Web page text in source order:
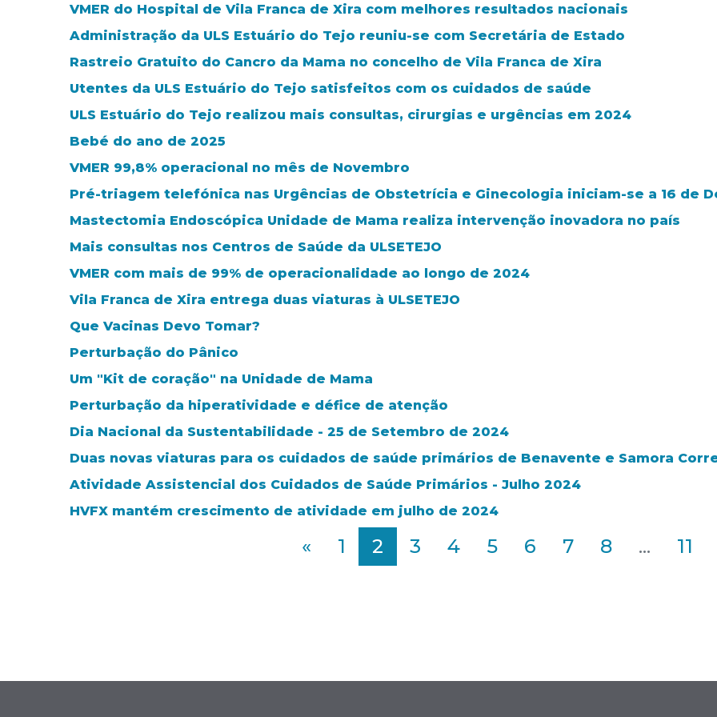
VMER do Hospital de Vila Franca de Xira com melhores resultados nacionais
Administração da ULS Estuário do Tejo reuniu-se com Secretária de Estado
Rastreio Gratuito do Cancro da Mama no concelho de Vila Franca de Xira
Utentes da ULS Estuário do Tejo satisfeitos com os cuidados de saúde
ULS Estuário do Tejo realizou mais consultas, cirurgias e urgências em 2024
Bebé do ano de 2025
VMER 99,8% operacional no mês de Novembro
Pré-triagem telefónica nas Urgências de Obstetrícia e Ginecologia iniciam-se a 16 de
Mastectomia Endoscópica Unidade de Mama realiza intervenção inovadora no país
Mais consultas nos Centros de Saúde da ULSETEJO
VMER com mais de 99% de operacionalidade ao longo de 2024
Vila Franca de Xira entrega duas viaturas à ULSETEJO
Que Vacinas Devo Tomar?
Perturbação do Pânico
Um "Kit de coração" na Unidade de Mama
Perturbação da hiperatividade e défice de atenção
Dia Nacional da Sustentabilidade - 25 de Setembro de 2024
Duas novas viaturas para os cuidados de saúde primários de Benavente e Samora
Atividade Assistencial dos Cuidados de Saúde Primários - Julho 2024
HVFX mantém crescimento de atividade em julho de 2024
« 1 2 3 4 5 6 7 8 ... 11